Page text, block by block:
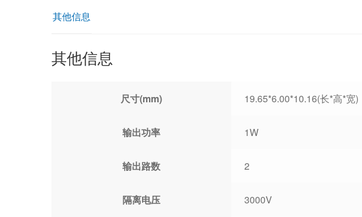
其他信息
其他信息
尺寸(mm) 19.65*6.00*10.16(长*高*宽)
输出功率 1W
输出路数 2
隔离电压 3000V